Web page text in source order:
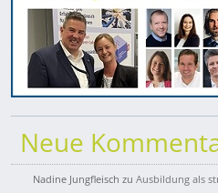
Neue
Nadine Jungfleisch zu Ausbildung als